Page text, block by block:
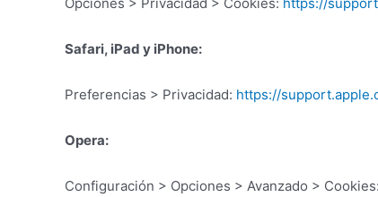
Safari, iPad y iPhone:
Preferencias > Privacidad: https://
Opera:
Configuración > Opciones > Avanzado > Cookies: